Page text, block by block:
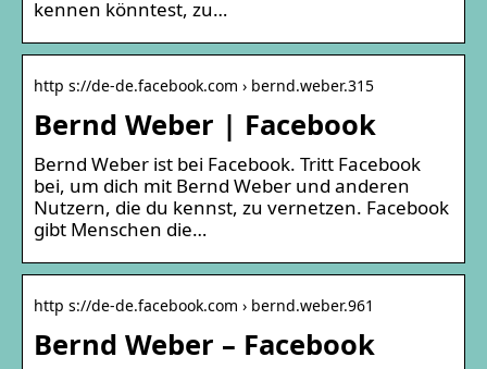
kennen könntest, zu…
http s://de-de.facebook.com › bernd.weber.315
Bernd Weber | Facebook
Bernd Weber ist bei Facebook. Tritt Facebook
bei, um dich mit Bernd Weber und anderen
Nutzern, die du kennst, zu vernetzen. Facebook
gibt Menschen die…
http s://de-de.facebook.com › bernd.weber.961
Bernd Weber – Facebook